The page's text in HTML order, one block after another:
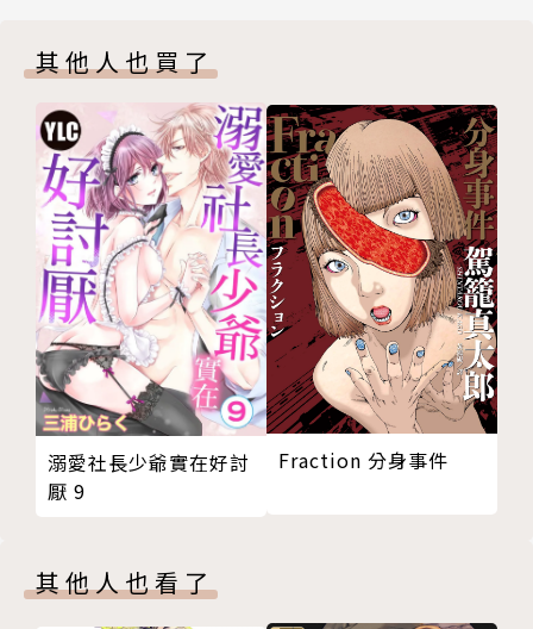
其他人也買了
溺愛社長少爺實在好討
厭 9
Fraction 分身事件
其他人也看了